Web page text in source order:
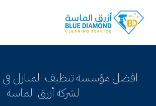
لشركة أزرق الماسة